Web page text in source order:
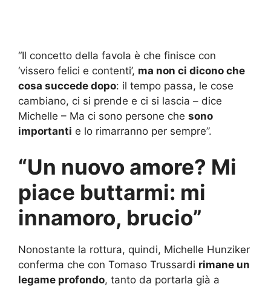
“Il concetto della favola è che finisce con
‘vissero felici e contenti’, ma non ci dicono che
cosa succede dopo: il tempo passa, le cose
cambiano, ci si prende e ci si lascia – dice
Michelle – Ma ci sono persone che sono
importanti e lo rimarranno per sempre”.
“Un nuovo amore? Mi
piace buttarmi: mi
innamoro, brucio”
Nonostante la rottura, quindi, Michelle Hunziker
conferma che con Tomaso Trussardi rimane un
legame profondo, tanto da portarla già a